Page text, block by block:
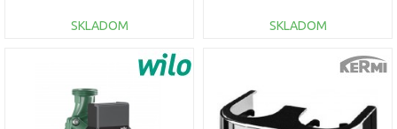
SKLADOM
DO KOŠÍKA
Porovnať
SKLADOM
DO KOŠÍKA